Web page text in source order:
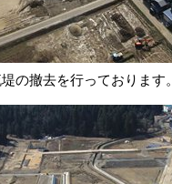
の撤去を行っております。